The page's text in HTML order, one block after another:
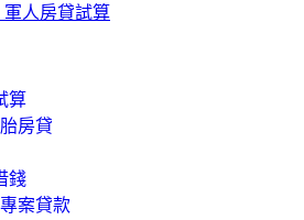
軍人房貸試算
算
房貸
錢
案貸款